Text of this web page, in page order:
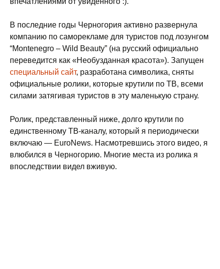
В последние годы Черногория активно развернула
компанию по саморекламе для туристов под лозунгом
“Montenegro – Wild Beauty” (на русский официально
переведится как «Необузданная красота»). Запущен
специальный сайт, разработана символика, сняты
официальные ролики, которые крутили по ТВ, всеми
силами затягивая туристов в эту маленькую страну.
Ролик, представленный ниже, долго крутили по
единственному ТВ-каналу, который я периодически
включаю — EuroNews. Насмотревшись этого видео, я
влюбился в Черногорию. Многие места из ролика я
впоследствии видел вживую.